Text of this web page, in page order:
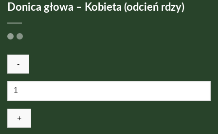
Donica głowa – Kobieta (odcień rdzy)
ilość
głowa